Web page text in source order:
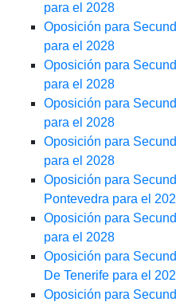
para el 2028
Oposición para
para el 2028
Oposición para
para el 2028
Oposición para
para el 2028
Oposición para
para el 2028
Oposición para
Pontevedra para el
Oposición para
para el 2028
Oposición para
De Tenerife para el
Oposición para